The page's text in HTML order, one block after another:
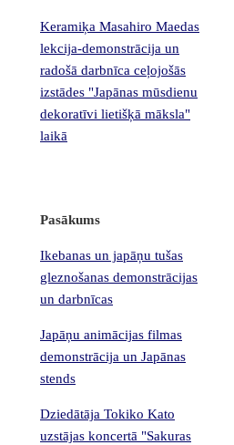
Keramiķa Masahiro Maedas
lekcija-demonstrācija un
radošā darbnīca ceļojošās
izstādes "Japānas mūsdienu
dekoratīvi lietišķā māksla"
laikā
Pasākums
Ikebanas un japāņu tušas
gleznošanas demonstrācijas
un darbnīcas
Japāņu animācijas filmas
demonstrācija un Japānas
stends
Dziedātāja Tokiko Kato
uzstājas koncertā "Sakuras